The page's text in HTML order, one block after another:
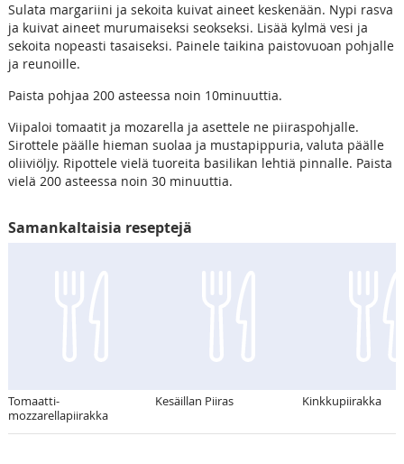
Sulata margariini ja sekoita kuivat aineet keskenään. Nypi rasva
ja kuivat aineet murumaiseksi seokseksi. Lisää kylmä vesi ja
sekoita nopeasti tasaiseksi. Painele taikina paistovuoan pohjalle
ja reunoille.
Paista pohjaa 200 asteessa noin 10minuuttia.
Viipaloi tomaatit ja mozarella ja asettele ne piiraspohjalle.
Sirottele päälle hieman suolaa ja mustapippuria, valuta päälle
oliiviöljy. Ripottele vielä tuoreita basilikan lehtiä pinnalle. Paista
vielä 200 asteessa noin 30 minuuttia.
Samankaltaisia reseptejä
Tomaatti-
mozzarellapiirakka
Kesäillan Piiras Kinkkupiirakka